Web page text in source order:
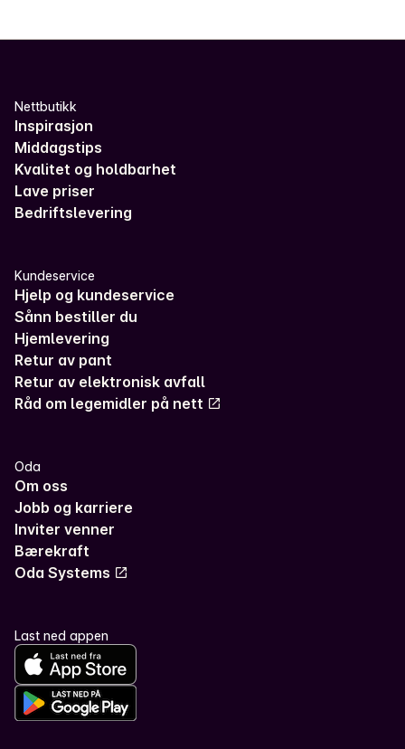
Nettbutikk
Inspirasjon
Middagstips
Kvalitet og holdbarhet
Lave priser
Bedriftslevering
Kundeservice
Hjelp og kundeservice
Sånn bestiller du
Hjemlevering
Retur av pant
Retur av elektronisk avfall
Råd om legemidler på nett
Oda
Om oss
Jobb og karriere
Inviter venner
Bærekraft
Oda Systems
Last ned appen